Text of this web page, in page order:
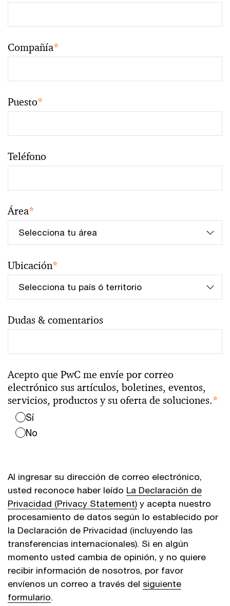
Compañía*
Puesto*
Teléfono
Área*
Ubicación*
Dudas & comentarios
Acepto que PwC me envíe por correo
electrónico sus artículos, boletines, eventos,
servicios, productos y su oferta de soluciones.*
Sí
No
Al ingresar su dirección de correo electrónico,
usted reconoce haber leído La Declaración de
Privacidad (Privacy Statement) y acepta nuestro
procesamiento de datos según lo establecido por
la Declaración de Privacidad (incluyendo las
transferencias internacionales). Si en algún
momento usted cambia de opinión, y no quiere
recibir información de nosotros, por favor
envíenos un correo a través del siguiente
formulario.